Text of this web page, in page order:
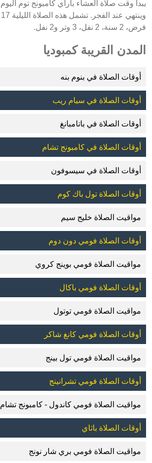
فرض، 2 سنة، 2 نفل، 3 وتر و2 نفل.
المدن القريبة كمبوديا
أوقات الصلاة في بنوم بنه
أوقات الصلاة في سيام ريب
أوقات الصلاة في باتامبانغ
أوقات الصلاة في كامبونج تشام
أوقات الصلاة في سيسوفون
أوقات الصلاة تول باك كوم
مواقيت الصلاة خليج سيم
أوقات الصلاة فومي دون دوم
مواقيت الصلاة فومي بوينج كروي
أوقات الصلاة فومي باكال
مواقيت الصلاة فومي توتول
أوقات الصلاة فومي كانغ شاكر
مواقيت الصلاة فومي تول بينج
أوقات الصلاة فومي تشرانينج
مواقيت الصلاة فومي كاندول - كامبونج تشام
أوقات الصلاة باثاي
مواقيت الصلاة فومي بري شار نونج